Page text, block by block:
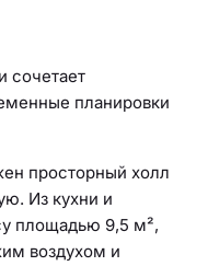
сочетает
планировки
просторный холл
Из кухни и
площадью 9,5 м²,
воздухом и